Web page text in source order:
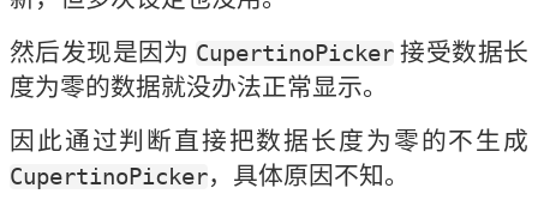
然后发现是因为 CupertinoPicker 接受数据长
度为零的数据就没办法正常显示。
因此通过判断直接把数据长度为零的不生成
CupertinoPicker，具体原因不知。